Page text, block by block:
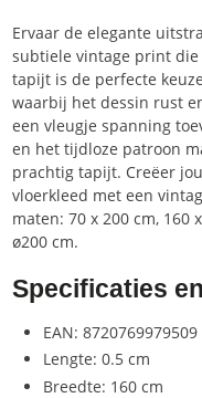
Ervaar de elegante
subtiele vintage print
tapijt is de perfecte
waarbij het dessin rust
een vleugje spanning
en het tijdloze patroon
prachtig tapijt. Creëer
vloerkleed met een
maten: 70 x 200 cm, 160
ø200 cm.
Specificaties
EAN: 8720769979509
Lengte: 0.5 cm
Breedte: 160 cm